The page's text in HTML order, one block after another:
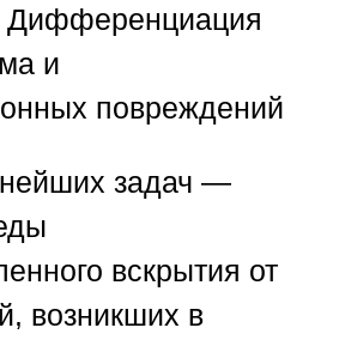
Дифференциация
и
повреждений
задач —
вскрытия от
возникших в